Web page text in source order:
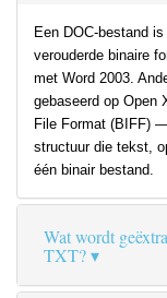
Een DOC-bestand
verouderde binaire
met Word 2003.
gebaseerd op Open
File Format (BIFF)
structuur die tekst,
één binair bestand.
Wat wordt
TXT?